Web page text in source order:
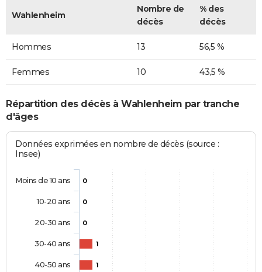
Wahlenheim
Nombre de
décès
% des
décès
Hommes 13 56,5 %
Femmes 10 43,5 %
Répartition des décès à Wahlenheim par tranche
d'âges
Données exprimées en nombre de décès (source :
Insee)
0
0
0
1
1
Moins de 10 ans
10-20 ans
20-30 ans
30-40 ans
40-50 ans